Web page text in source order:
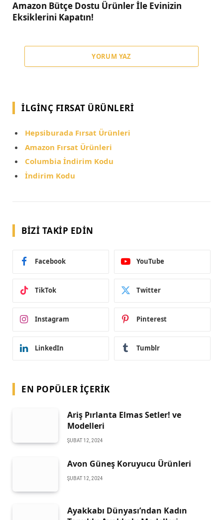
Amazon Bütçe Dostu Ürünler İle Evinizin
Eksiklerini Kapatın!
YORUM YAZ
İLGINÇ FIRSAT ÜRÜNLERI
Hepsiburada Fırsat Ürünleri
Amazon Fırsat Ürünleri
Columbia İndirim Kodu
İndirim Kodu
BIZI TAKIP EDIN
Facebook YouTube
TikTok Twitter
Instagram Pinterest
LinkedIn Tumblr
EN POPÜLER İÇERIK
Ariş Pırlanta Elmas Setler! ve
Modelleri
ŞUBAT 12, 2024
Avon Güneş Koruyucu Ürünleri
ŞUBAT 12, 2024
Ayakkabı Dünyası’ndan Kadın